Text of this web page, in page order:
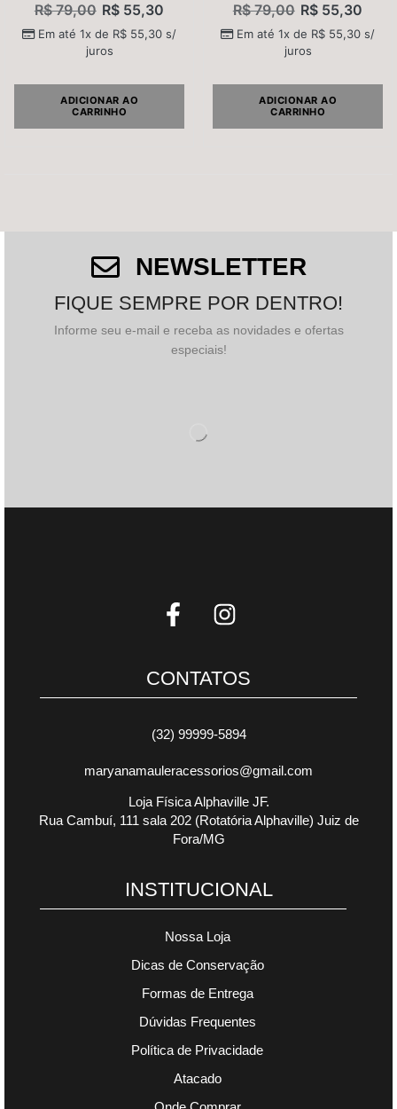
Nome*
E-mail*
R$79,00 R$ 55,30
Em até 1x de R$ 55,30 s/
juros
ADICIONAR AO
CARRINHO
R$79,00 R$ 55,30
Em até 1x de R$ 55,30 s/
juros
ADICIONAR AO
CARRINHO
NEWSLETTER
FIQUE SEMPRE POR DENTRO!
Informe seu e-mail e receba as novidades e ofertas
especiais!
CONTATOS
(32) 99999-5894
maryanamauleracessorios@gmail.com
Loja Física Alphaville JF.
Rua Cambuí, 111 sala 202 (Rotatória Alphaville) Juiz de
Fora/MG
INSTITUCIONAL
Nossa Loja
Dicas de Conservação
Formas de Entrega
Dúvidas Frequentes
Política de Privacidade
Atacado